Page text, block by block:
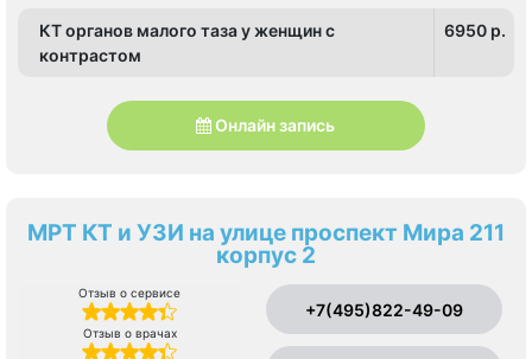
КТ органов малого таза у женщин с
контрастом
6950 p.
Онлайн запись
МРТ КТ и УЗИ на улице проспект Мира 211
корпус 2
Отзыв о сервисе
Отзыв о врачах
+7(495)822-49-09